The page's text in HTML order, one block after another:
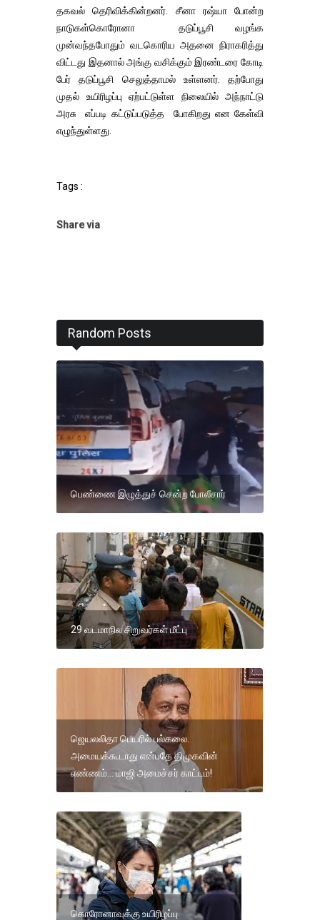
தகவல் தெரிவிக்கின்றனர். சீனா ரஷ்யா போன்ற
நாடுகள்கொரோனா தடுப்பூசி வழங்க
முன்வந்தபோதும் வடகொரிய அதனை நிராகரித்து
விட்டது இதனால் அங்கு வசிக்கும் இரண்டரை கோடி
பேர் தடுப்பூசி செலுத்தாமல் உள்ளனர். தற்போது
முதல் உயிரிழப்பு ஏற்பட்டுள்ள நிலையில் அந்நாட்டு
அரசு எப்படி கட்டுப்படுத்த போகிறது என கேள்வி
எழுந்துள்ளது.
Tags :
Share via
Random Posts
பெண்ணை இழுத்துச் சென்ற போலீசார்
29 வடமாநில சிறுவர்கள் மீட்பு
ஜெயலலிதா பெயரில் பல்கலை.
அமையக்கூடாது என்பதே திமுகவின்
எண்ணம்... மாஜி அமைச்சர் காட்டம்!
கொரோனாவுக்கு உயிரிழப்பு